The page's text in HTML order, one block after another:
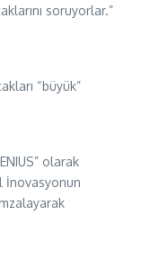
soruyorlar.”
“büyük”
olarak
İnovasyonun